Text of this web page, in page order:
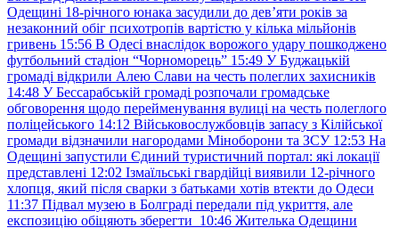
Одещині 18-річного юнака засудили до дев’яти років за
незаконний обіг психотропів вартістю у кілька мільйонів
гривень 15:56 В Одесі внаслідок ворожого удару пошкоджено
футбольний стадіон “Чорноморець” 15:49 У Буджацькій
громаді відкрили Алею Слави на честь полеглих захисників
14:48 У Бессарабській громаді розпочали громадське
обговорення щодо перейменування вулиці на честь полеглого
поліцейського 14:12 Військовослужбовців запасу з Кілійської
громади відзначили нагородами Міноборони та ЗСУ 12:53 На
Одещині запустили Єдиний туристичний портал: які локації
представлені 12:02 Ізмаїльські гвардійці виявили 12-річного
хлопця, який після сварки з батьками хотів втекти до Одеси
11:37 Підвал музею в Болграді передали під укриття, але
експозицію обіцяють зберегти 10:46 Жителька Одещини